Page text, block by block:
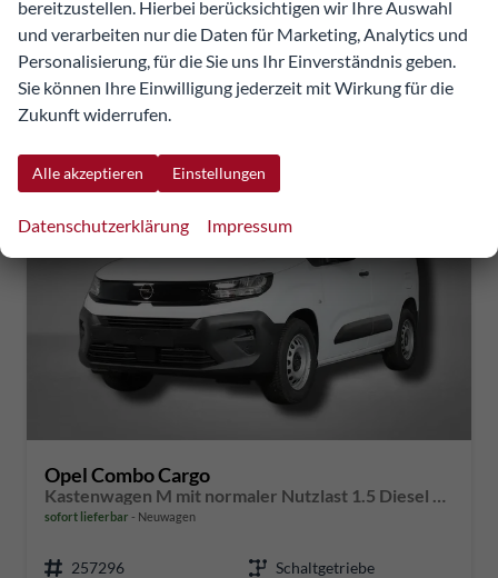
Verbrauch kombiniert:6,10 l/100km
CO 2-Klasse:F
-Emissionen:
Opel Combo Cargo
Kastenwagen M mit normaler Nutzlast 1.5 Diesel 6-Gang
sofort lieferbar Neuwagen
257296
Schaltgetriebe
bereitzustellen. Hierbei berücksichtigen wir Ihre Auswahl
und verarbeiten nur die Daten für Marketing, Analytics und
Personalisierung, für die Sie uns Ihr Einverständnis geben.
Sie können Ihre Einwilligung jederzeit mit Wirkung für die
Zukunft widerrufen.
Alle akzeptieren Einstellungen
Datenschutzerklärung Impressum